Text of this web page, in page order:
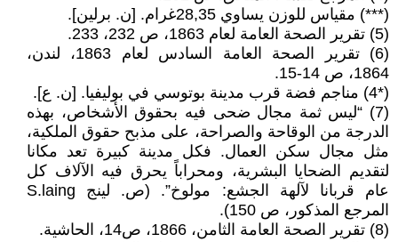
(***) مقياس للوزن يساوي 28,35غرام. [ن. برلین].
(5) تقرير الصحة العامة لعام 1863، ص 232، 233.
(6) تقرير الصحة العامة السادس لعام 1863، لندن،
1864، ص 14-15.
(*4) مناجم فضة قرب مدينة بوتوسي في بوليفيا. [ن. ع].
(7) “ليس ثمة مجال ضحى فيه بحقوق الأشخاص، بهذه
الدرجة من الوقاحة والصراحة، على مذبح حقوق الملكية،
مثل مجال سكن العمال. فكل مدينة كبيرة تعد مكانا
لتقديم الضحايا البشرية، ومحراباً يحرق فيه الآلاف كل
عام قربانا لآلهة الجشع: مولوخ”. (ص. لينج S.laing
المرجع المذكور، ص 150).
(8) تقرير الصحة العامة الثامن، 1866، ص14، الحاشية.